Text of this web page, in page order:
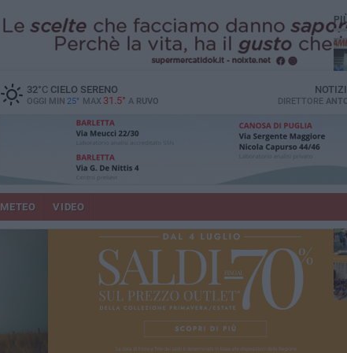
32°CCIELO SERENO
OGGI MIN 25° MAX 31.5° A RUVO DIRETTORE
METEO VIDEO